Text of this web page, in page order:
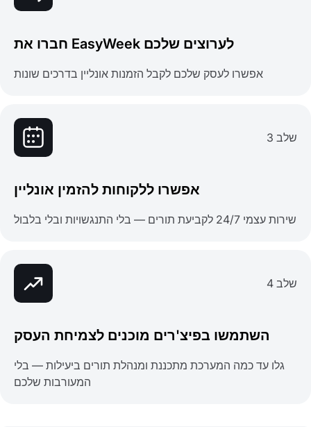
חברו את EasyWeek לערוצים שלכם
אפשרו לעסק שלכם לקבל הזמנות אונליין בדרכים שונות
שלב 3
אפשרו ללקוחות להזמין אונליין
שירות עצמי 24/7 לקביעת תורים — בלי התנגשויות ובלי בלבול
שלב 4
השתמשו בפיצ'רים מוכנים לצמיחת העסק
גלו עד כמה המערכת מתכננת ומנהלת תורים ביעילות — בלי
המעורבות שלכם